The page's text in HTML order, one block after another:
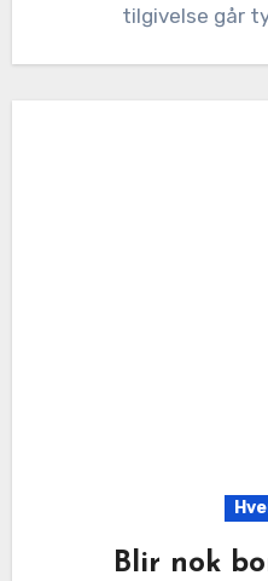
tilgivelse går
Blir nok